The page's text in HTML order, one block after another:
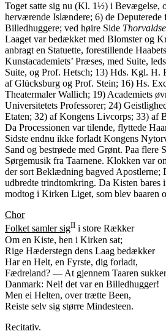
Toget satte sig nu (Kl. 1½) i Bevægelse,
herværende Islændere; 6) de
Billedhuggere; ved høire Side
Laaget var bedækket med Blomster og
anbragt en Statuette, forestillende
Kunstacademiets’ Præses, med Suite,
Suite, og Prof. Hetsch; 13) Hds. Kgl. H.
af Glücksburg og Prof. Stein; 16) Hs.
Theatermaler Wallich; 19) Academiets
Universitetets Professorer; 24)
Etaten; 32) af Kongens Livcorps; 33) af
Da Processionen var tilende, flyttede
Sidste endnu ikke forladt Kongens
Sand og bestrøede med Grønt. Paa
Sørgemusik fra Taarnene. Klokken var
der sort Beklædning bagved Apostlerne;
udbredte trindtomkring. Da Kisten
modtog i Kirken Liget, som blev baaren
Chor
Folket samler sigII i store Rækker
Om en Kiste, hen i Kirken sat;
Rige Hæderstegn dens Laag bedækker
Har en Helt, en Fyrste, dig forladt,
Fædreland? — At gjennem Taaren sukker
Danmark: Nei! det var en Billedhugger!
Men ei Helten, over trætte Been,
Reiste selv sig større Mindesteen.
Recitativ.